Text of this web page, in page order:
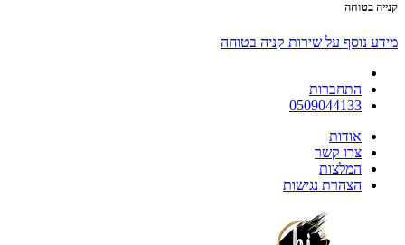
קנייה בטוחה
מידע נוסף על שירות קניה בטוחה
התחברות
0509044133
אודות
צרו קשר
המלצות
הצהרת נגישות